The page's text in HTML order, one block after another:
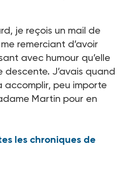
je reçois un mail de
remerciant d’avoir
avec humour qu’elle
descente. J’avais quand
accomplir, peu importe
Martin pour en
les chroniques de